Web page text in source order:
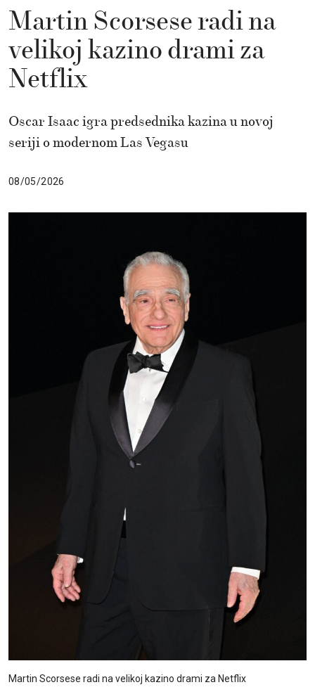
Martin Scorsese radi na
velikoj kazino drami za
Netflix
Oscar Isaac igra predsednika kazina u novoj
seriji o modernom Las Vegasu
08/05/2026
Martin Scorsese radi na velikoj kazino drami za Netflix